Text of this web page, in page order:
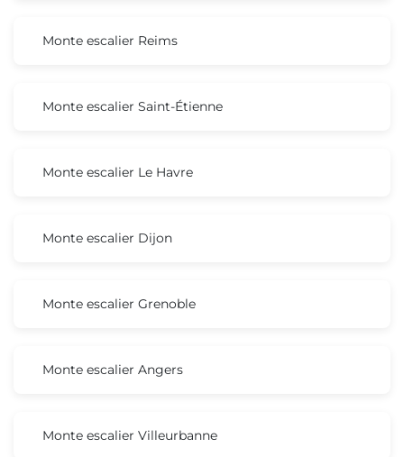
Monte escalier Reims
Monte escalier Saint-Étienne
Monte escalier Le Havre
Monte escalier Dijon
Monte escalier Grenoble
Monte escalier Angers
Monte escalier Villeurbanne